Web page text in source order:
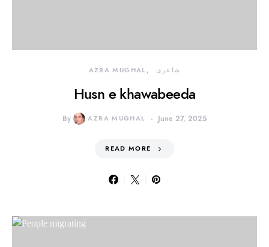
AZRA MUGHAL شاعری
Husn e khawabeeda
By AZRA MUGHAL June 27, 2025
READ MORE